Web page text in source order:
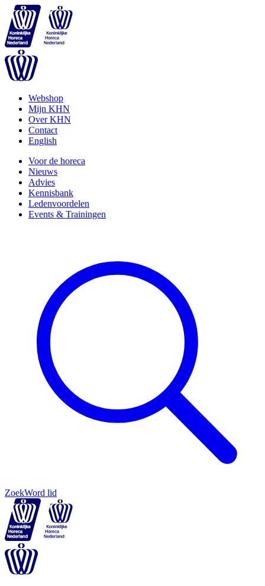
Webshop
Mijn KHN
Over KHN
Contact
English
Voor de horeca
Nieuws
Advies
Kennisbank
Ledenvoordelen
Events & Trainingen
ZoekWord lid